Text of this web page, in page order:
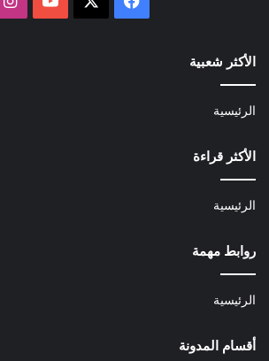
الأكثر شعبية
الرئيسية
الأكثر قراءة
الرئيسية
روابط مهمة
الرئيسية
أقسام المدونة